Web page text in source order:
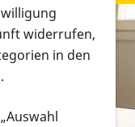
widerrufen,
in den